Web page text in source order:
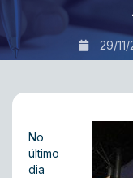
29/
No
último
dia